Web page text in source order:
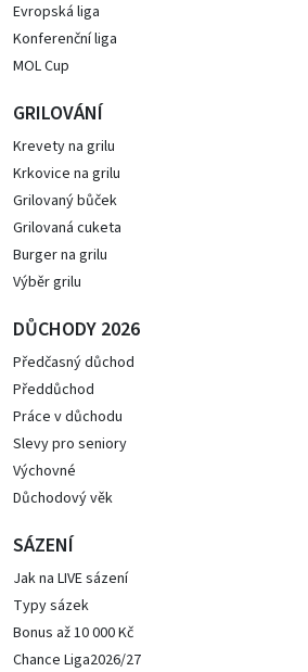
Evropská liga
Konferenční liga
MOL Cup
GRILOVÁNÍ
Krevety na grilu
Krkovice na grilu
Grilovaný bůček
Grilovaná cuketa
Burger na grilu
Výběr grilu
DŮCHODY 2026
Předčasný důchod
Předdůchod
Práce v důchodu
Slevy pro seniory
Výchovné
Důchodový věk
SÁZENÍ
Jak na LIVE sázení
Typy sázek
Bonus až 10 000 Kč
Chance Liga2026/27